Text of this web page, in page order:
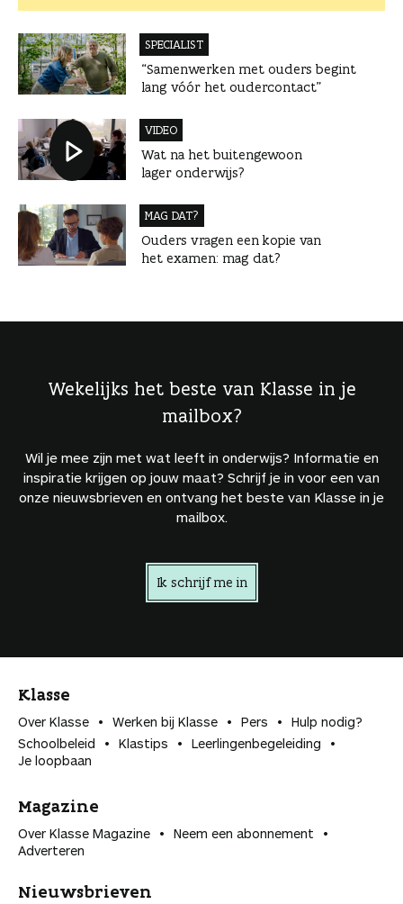
SPECIALIST
“Samenwerken met ouders begint
lang vóór het oudercontact”
VIDEO
Wat na het buitengewoon
lager onderwijs?
MAG DAT?
Ouders vragen een kopie van
het examen: mag dat?
Wekelijks het beste van Klasse in je
mailbox?
Wil je mee zijn met wat leeft in onderwijs? Informatie en
inspiratie krijgen op jouw maat? Schrijf je in voor een van
onze nieuwsbrieven en ontvang het beste van Klasse in je
mailbox.
Ik schrijf me in
Klasse
Over Klasse Werken bij Klasse Pers
Hulp nodig?
Schoolbeleid
Klastips
Leerlingen­begeleiding
Je loopbaan
Magazine
Over Klasse Magazine
Neem een abonnement
Adverteren
Nieuwsbrieven